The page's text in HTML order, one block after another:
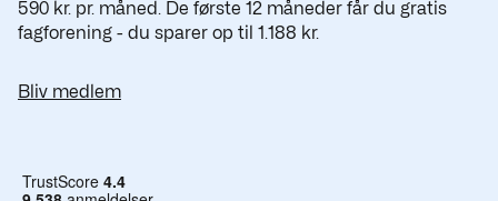
590 kr. pr. måned. De første 12 måneder får du gratis
fagforening - du sparer op til 1.188 kr.
Bliv medlem